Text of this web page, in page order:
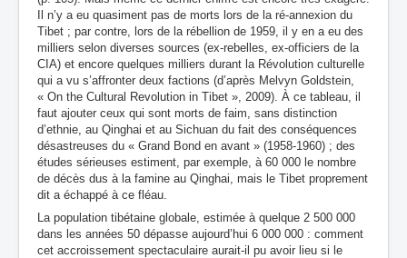
Il n’y a eu quasiment pas de morts lors de la ré-annexion du
Tibet ; par contre, lors de la rébellion de 1959, il y en a eu des
milliers selon diverses sources (ex-rebelles, ex-officiers de la
CIA) et encore quelques milliers durant la Révolution culturelle
qui a vu s’affronter deux factions (d’après Melvyn Goldstein,
« On the Cultural Revolution in Tibet », 2009). À ce tableau, il
faut ajouter ceux qui sont morts de faim, sans distinction
d’ethnie, au Qinghai et au Sichuan du fait des conséquences
désastreuses du « Grand Bond en avant » (1958-1960) ; des
études sérieuses estiment, par exemple, à 60 000 le nombre
de décès dus à la famine au Qinghai, mais le Tibet proprement
dit a échappé à ce fléau.
La population tibétaine globale, estimée à quelque 2 500 000
dans les années 50 dépasse aujourd’hui 6 000 000 : comment
cet accroissement spectaculaire aurait-il pu avoir lieu si le